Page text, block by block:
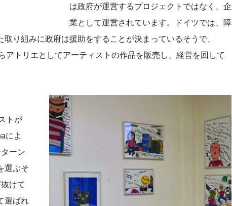
は政府が運営するプロジェクトではなく、企
業として運営されています。ドイツでは、障
り組みに政府は援助をすることが決まっているそうで、
アトリエとしてアーティストの作品を販売し、経営を回して
トが
によ
ーン
選ぶそ
けて
選ばれ